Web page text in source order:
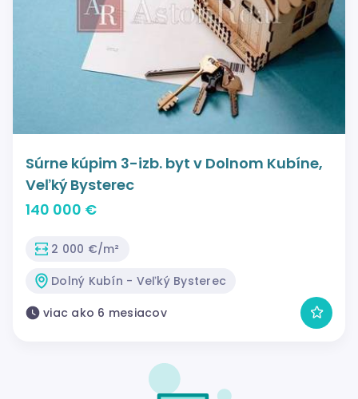
Súrne kúpim 3-izb. byt v Dolnom Kubíne,
Veľký Bysterec
140 000 €
2 000 €/m²
Dolný Kubín - Veľký Bysterec
viac ako 6 mesiacov